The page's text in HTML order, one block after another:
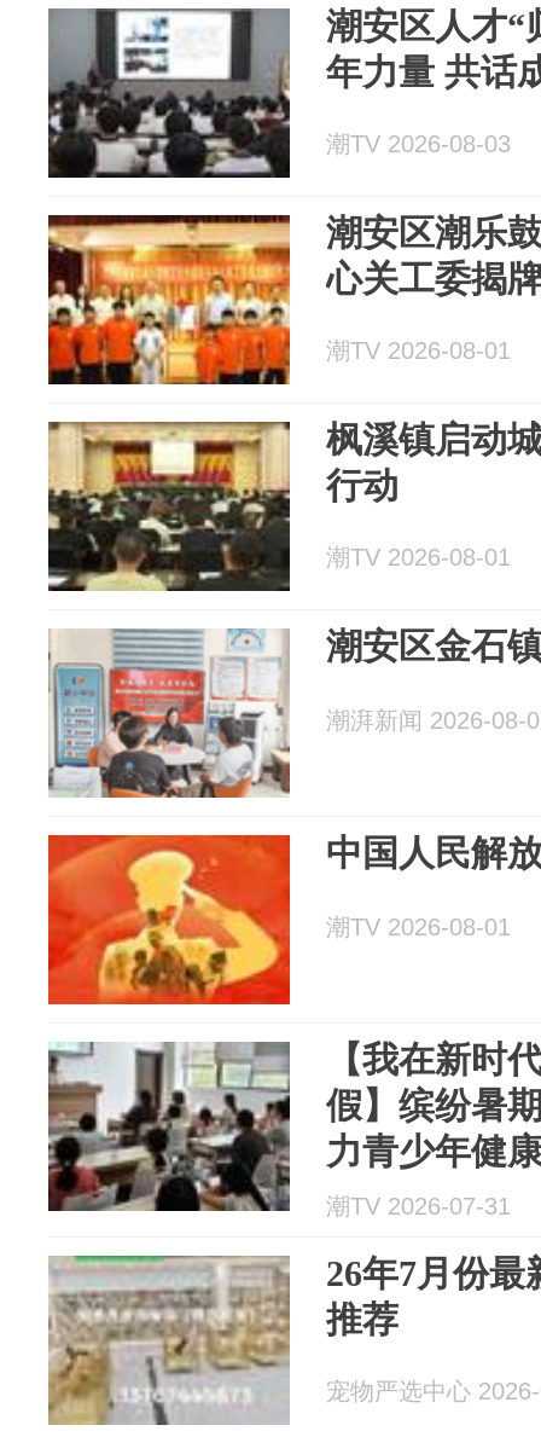
潮安区人才“
年力量 共话
潮TV 2026-08-03
潮安区潮乐
心关工委揭
潮TV 2026-08-01
枫溪镇启动
行动
潮TV 2026-08-01
潮安区金石
潮湃新闻 2026-08-
中国人民解
潮TV 2026-08-01
【我在新时
假】缤纷暑
力青少年健
潮TV 2026-07-31
26年7月份
推荐
宠物严选中心